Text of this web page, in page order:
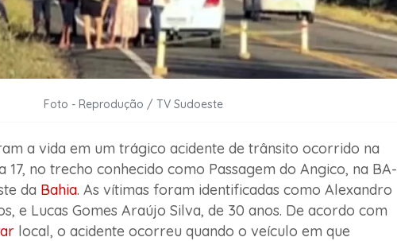
Foto - Reprodução / TV Sudoeste
a vida em um trágico acidente de trânsito ocorrido na
no trecho conhecido como Passagem do Angico, na BA-
da Bahia. As vítimas foram identificadas como Alexandro
e Lucas Gomes Araújo Silva, de 30 anos. De acordo com
local, o acidente ocorreu quando o veículo em que